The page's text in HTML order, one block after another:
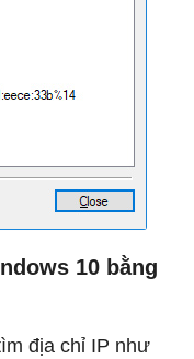
10 bằng
địa chỉ IP như